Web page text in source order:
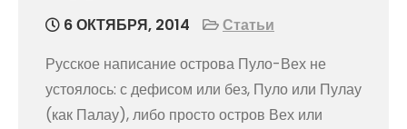
6 ОКТЯБРЯ, 2014
Статьи
Русское написание острова Пуло-Вех не
устоялось: с дефисом или без, Пуло или Пулау
(как Палау), либо просто остров Вех или